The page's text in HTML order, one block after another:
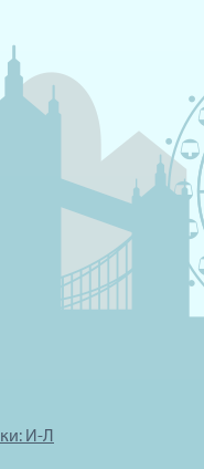
И-Л